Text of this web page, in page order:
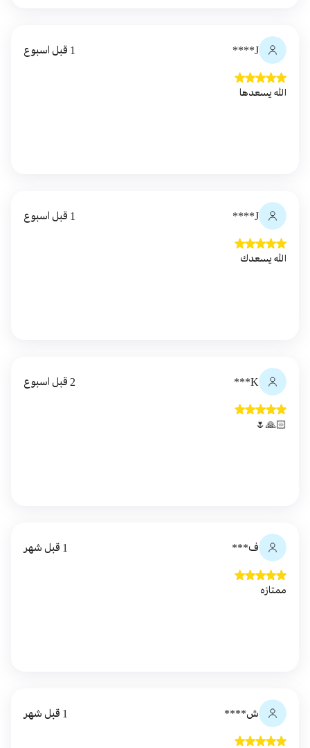
J**** 1 قبل اسبوع
الله يسعدها
J**** 1 قبل اسبوع
الله يسعدك
K*** 2 قبل اسبوع
🙏🏻🌷
ف*** 1 قبل شهر
ممتازه
ش**** 1 قبل شهر